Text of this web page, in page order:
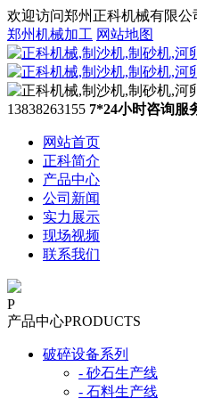
欢迎访问郑州正科机械有限公
郑州机械加工 网站地图
13838263155 7*24小时咨询服
网站首页
正科简介
产品中心
公司新闻
实力展示
现场视频
联系我们
P
产品中心PRODUCTS
破碎设备系列
- 砂石生产线
- 石料生产线